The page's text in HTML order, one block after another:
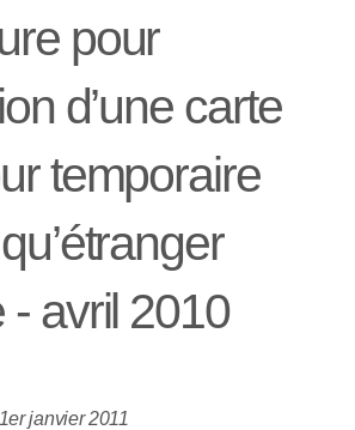
pour
d’une carte
temporaire
- avril 2010
janvier 2011